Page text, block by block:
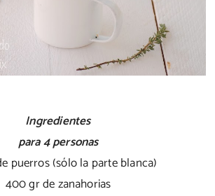
Ingredientes
para 4 personas
puerros (sólo la parte blanca)
400 gr de zanahorias